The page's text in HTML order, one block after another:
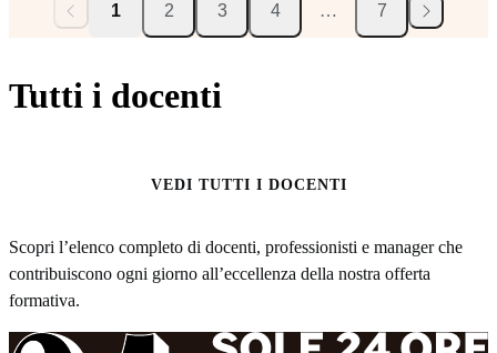
1 2 3 4 … 7
Tutti i docenti
VEDI TUTTI I DOCENTI
Scopri l’elenco completo di docenti, professionisti e manager che
contribuiscono ogni giorno all’eccellenza della nostra offerta
formativa.